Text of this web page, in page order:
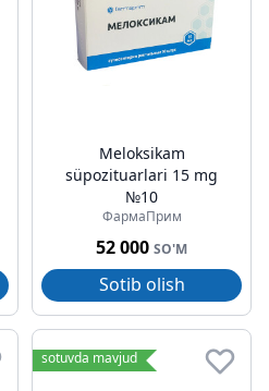
Meloksikam
süpozituarlari 15 mg
№10
ФармаПрим
52 000 SO'M
Sotib olish
sotuvda mavjud